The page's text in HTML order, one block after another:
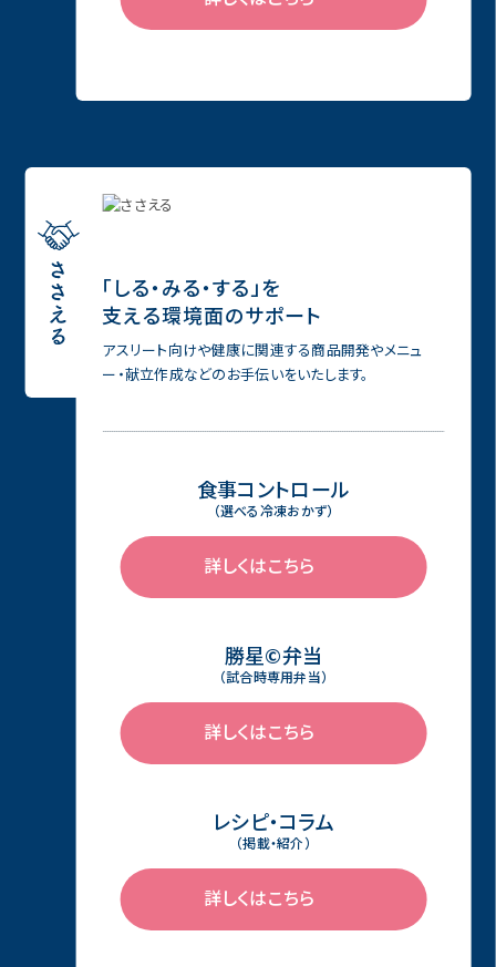
「しる・みる・する」を
⽀える環境⾯のサポート
アスリート向けや健康に関連する商品開発やメニュ
ー・献⽴作成などのお⼿伝いをいたします。
食事コントロール
（選べる冷凍おかず）
詳しくはこちら
勝星©弁当
（試合時専用弁当）
詳しくはこちら
レシピ・コラム
（掲載・紹介）
詳しくはこちら